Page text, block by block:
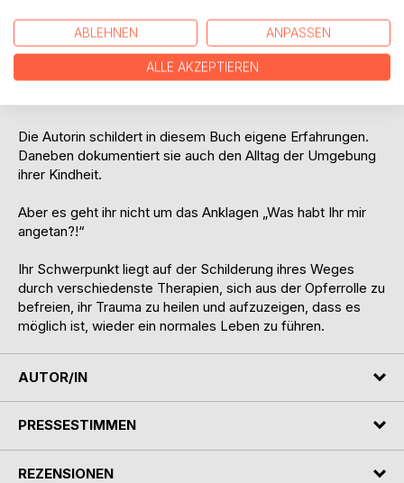
Seelenkrüppel zu machen, auch lange nach den Taten.
Und für immer noch zu viele Frauen ist ein solches Leben
„völlig normal.“ Sie haben weder Kraft noch Schutz, sich
Die Autorin schildert in diesem Buch eigene Erfahrungen.
Daneben dokumentiert sie auch den Alltag der Umgebung
ihrer Kindheit.
Aber es geht ihr nicht um das Anklagen „Was habt Ihr mir
angetan?!“
Ihr Schwerpunkt liegt auf der Schilderung ihres Weges
durch verschiedenste Therapien, sich aus der Opferrolle zu
befreien, ihr Trauma zu heilen und aufzuzeigen, dass es
möglich ist, wieder ein normales Leben zu führen.
AUTOR/IN
PRESSESTIMMEN
REZENSIONEN
ABLEHNEN ANPASSEN
ALLE AKZEPTIEREN